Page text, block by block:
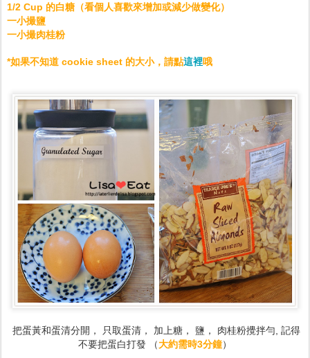
1/2 Cup 的白糖（看個人喜歡來增加或減少做變化）
一小撮鹽
一小撮肉桂粉
*如果不知道 cookie sheet 的大小，請點這裡哦
把蛋黃和蛋清分開， 只取蛋清， 加上糖， 鹽， 肉桂粉攪拌勻, 記得
不要把蛋白打發 （大約需時3分鐘）